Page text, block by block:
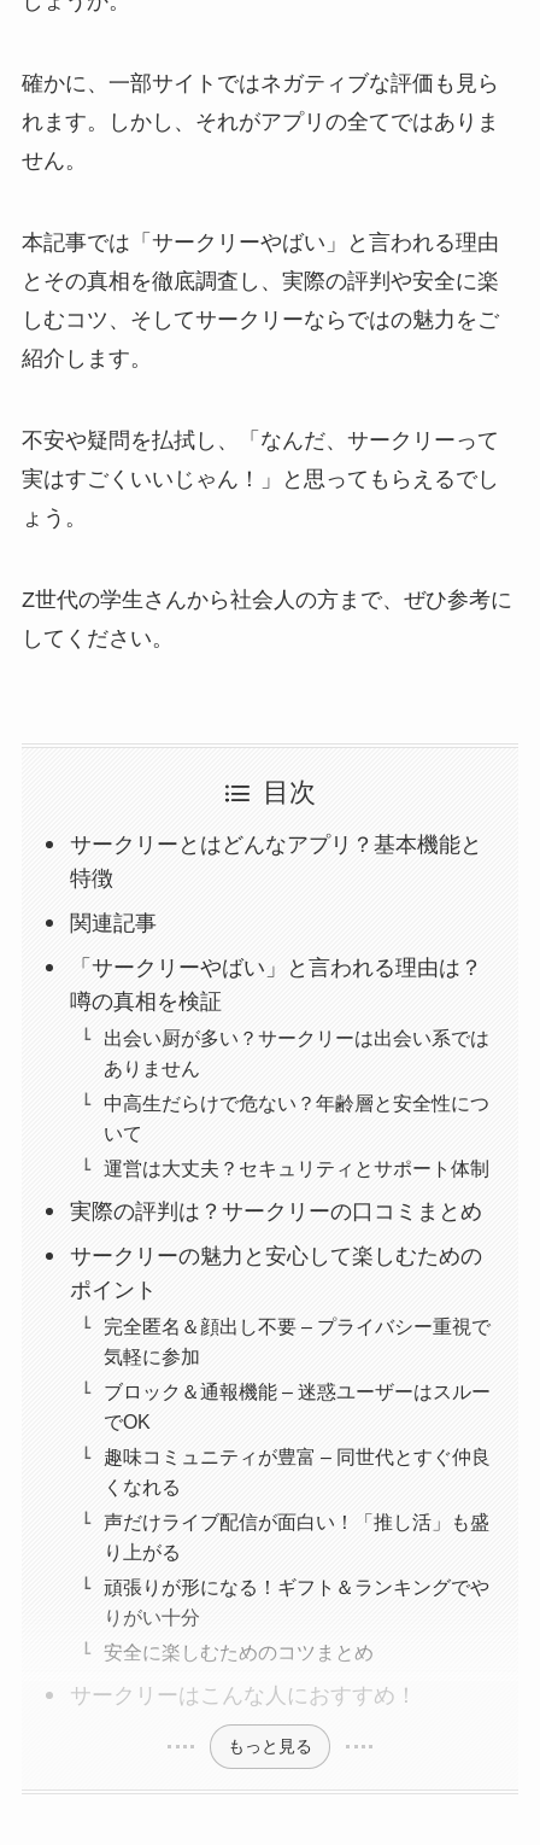
​確かに、一部サイトではネガティブな評価も見ら
れます。しかし、それがアプリの全てではありま
せん。
本記事では「サークリーやばい」と言われる理由
とその真相を徹底調査し、実際の評判や安全に楽
しむコツ、そしてサークリーならではの魅力をご
紹介します。
不安や疑問を払拭し、「なんだ、サークリーって
実はすごくいいじゃん！」と思ってもらえるでし
ょう。
Z世代の学生さんから社会人の方まで、ぜひ参考に
してください。
目次
サークリーとはどんなアプリ？基本機能と
特徴
関連記事
「サークリーやばい」と言われる理由は？
噂の真相を検証
出会い厨が多い？サークリーは出会い系では
ありません
中高生だらけで危ない？年齢層と安全性につ
いて
運営は大丈夫？セキュリティとサポート体制
実際の評判は？サークリーの口コミまとめ
サークリーの魅力と安心して楽しむための
ポイント
完全匿名＆顔出し不要 – プライバシー重視で
気軽に参加
ブロック＆通報機能 – 迷惑ユーザーはスルー
でOK
趣味コミュニティが豊富 – 同世代とすぐ仲良
くなれる
声だけライブ配信が面白い！「推し活」も盛
り上がる
頑張りが形になる！ギフト＆ランキングでや
りがい十分
安全に楽しむためのコツまとめ
サークリーはこんな人におすすめ！
もっと見る